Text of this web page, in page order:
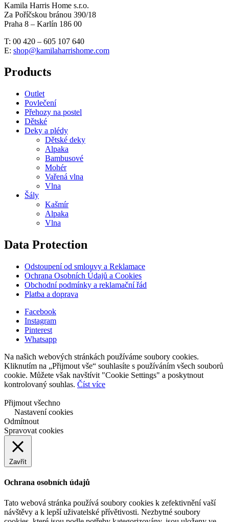
Kamila Harris Home s.r.o.
Za Poříčskou bránou 390/18
Praha 8 – Karlín 186 00
T: 00 420 – 605 107 640
E: shop@kamilaharrishome.com
Products
Outlet
Povlečení
Přehozy na postel
Dětské
Deky a plédy
Dětské deky
Alpaka
Bambusové
Mohér
Vařená vlna
Vlna
Šály
Kašmír
Alpaka
Vlna
Data Protection
Odstoupení od smlouvy a Reklamace
Ochrana Osobních Údajů a Cookies
Obchodní podmínky a reklamační řád
Platba a doprava
Facebook
Instagram
Pinterest
Whatsapp
Na našich webových stránkách používáme soubory cookies.
Kliknutím na „Přijmout vše“ souhlasíte s používáním všech souborů
cookie. Můžete však navštívit "Cookie Settings" a poskytnout
kontrolovaný souhlas. Číst více
Přijmout všechno
Nastavení cookies
Odmítnout
Spravovat cookies
Zavřít
Ochrana osobních údajů
Tato webová stránka používá soubory cookies k zefektivnění vaší
návštěvy a k lepší uživatelské přívětivosti. Nezbytné soubory